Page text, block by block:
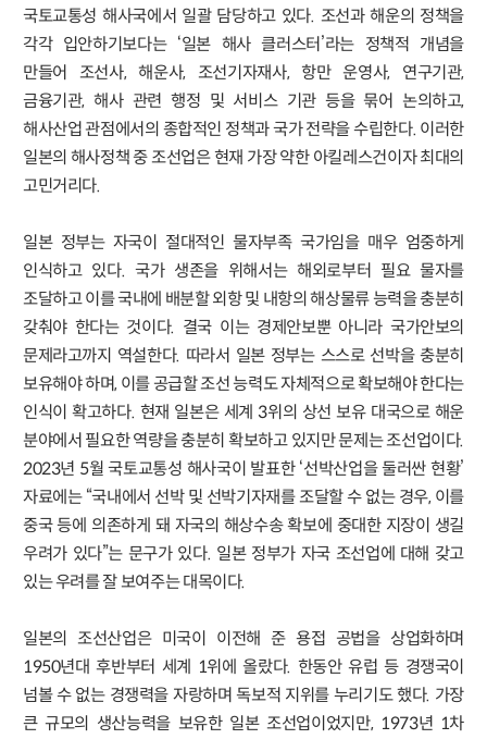
국토교통성 해사국에서 일괄 담당하고 있다. 조선과 해운의 정책을
각각 입안하기보다는 ‘일본 해사 클러스터’라는 정책적 개념을
만들어 조선사, 해운사, 조선기자재사, 항만 운영사, 연구기관,
금융기관, 해사 관련 행정 및 서비스 기관 등을 묶어 논의하고,
해사산업 관점에서의 종합적인 정책과 국가 전략을 수립한다. 이러한
일본의 해사정책 중 조선업은 현재 가장 약한 아킬레스건이자 최대의
고민거리다.
일본 정부는 자국이 절대적인 물자부족 국가임을 매우 엄중하게
인식하고 있다. 국가 생존을 위해서는 해외로부터 필요 물자를
조달하고 이를 국내에 배분할 외항 및 내항의 해상물류 능력을 충분히
갖춰야 한다는 것이다. 결국 이는 경제안보뿐 아니라 국가안보의
문제라고까지 역설한다. 따라서 일본 정부는 스스로 선박을 충분히
보유해야 하며, 이를 공급할 조선 능력도 자체적으로 확보해야 한다는
인식이 확고하다. 현재 일본은 세계 3위의 상선 보유 대국으로 해운
분야에서 필요한 역량을 충분히 확보하고 있지만 문제는 조선업이다.
2023년 5월 국토교통성 해사국이 발표한 ‘선박산업을 둘러싼 현황’
자료에는 “국내에서 선박 및 선박기자재를 조달할 수 없는 경우, 이를
중국 등에 의존하게 돼 자국의 해상수송 확보에 중대한 지장이 생길
우려가 있다”는 문구가 있다. 일본 정부가 자국 조선업에 대해 갖고
있는 우려를 잘 보여주는 대목이다.
일본의 조선산업은 미국이 이전해 준 용접 공법을 상업화하며
1950년대 후반부터 세계 1위에 올랐다. 한동안 유럽 등 경쟁국이
넘볼 수 없는 경쟁력을 자랑하며 독보적 지위를 누리기도 했다. 가장
큰 규모의 생산능력을 보유한 일본 조선업이었지만, 1973년 1차